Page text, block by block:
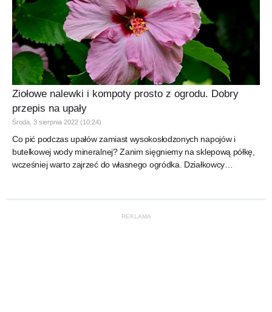
Ziołowe nalewki i kompoty prosto z ogrodu. Dobry
przepis na upały
Środa, 3 sierpnia 2022 (10:24)
Co pić podczas upałów zamiast wysokosłodzonych napojów i
butelkowej wody mineralnej? Zanim sięgniemy na sklepową półkę,
wcześniej warto zajrzeć do własnego ogródka. Działkowcy
REKLAMA